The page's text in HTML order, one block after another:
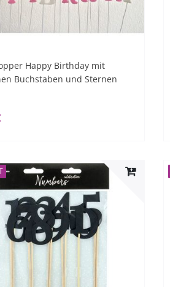
Happy Birthday mit
Buchstaben und Sternen